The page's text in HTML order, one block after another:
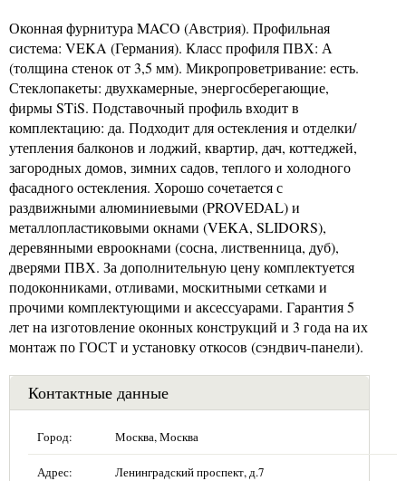
Оконная фурнитура MACO (Австрия). Профильная
система: VEKA (Германия). Класс профиля ПВХ: А
(толщина стенок от 3,5 мм). Микропроветривание: есть.
Стеклопакеты: двухкамерные, энергосберегающие,
фирмы STiS. Подставочный профиль входит в
комплектацию: да. Подходит для остекления и отделки/
утепления балконов и лоджий, квартир, дач, коттеджей,
загородных домов, зимних садов, теплого и холодного
фасадного остекления. Хорошо сочетается с
раздвижными алюминиевыми (PROVEDAL) и
металлопластиковыми окнами (VEKA, SLIDORS),
деревянными евроокнами (сосна, лиственница, дуб),
дверями ПВХ. За дополнительную цену комплектуется
подоконниками, отливами, москитными сетками и
прочими комплектующими и аксессуарами. Гарантия 5
лет на изготовление оконных конструкций и 3 года на их
монтаж по ГОСТ и установку откосов (сэндвич-панели).
Контактные данные
Город: Москва, Москва
Адрес: Ленинградский проспект, д.7